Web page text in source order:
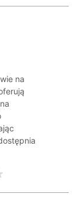
na